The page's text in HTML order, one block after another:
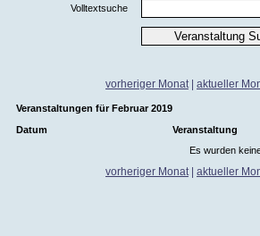
Volltextsuche
vorheriger Monat| aktueller
Veranstaltungen für Februar 2019
Datum
Veranstaltung
Es wurden
vorheriger Monat| aktueller